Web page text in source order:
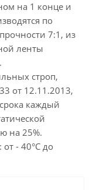
на 1 конце и
по
7:1, из
ленты
строп,
от 12.11.2013,
каждый
на 25%.
- 40°С до